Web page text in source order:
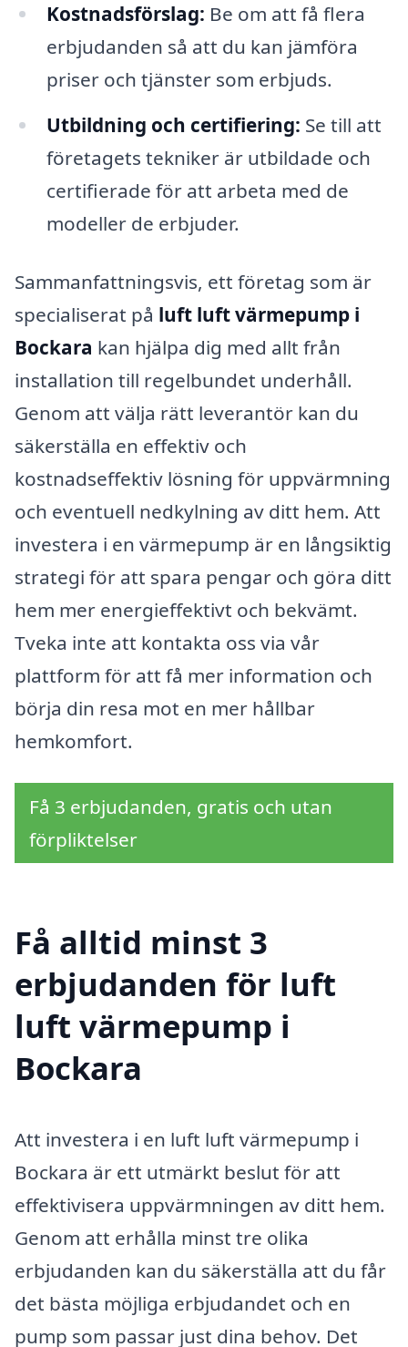
Kostnadsförslag: Be om att få flera
erbjudanden så att du kan jämföra
priser och tjänster som erbjuds.
Utbildning och certifiering: Se till att
företagets tekniker är utbildade och
certifierade för att arbeta med de
modeller de erbjuder.
Sammanfattningsvis, ett företag som är
specialiserat på luft luft värmepump i
Bockara kan hjälpa dig med allt från
installation till regelbundet underhåll.
Genom att välja rätt leverantör kan du
säkerställa en effektiv och
kostnadseffektiv lösning för uppvärmning
och eventuell nedkylning av ditt hem. Att
investera i en värmepump är en långsiktig
strategi för att spara pengar och göra ditt
hem mer energieffektivt och bekvämt.
Tveka inte att kontakta oss via vår
plattform för att få mer information och
börja din resa mot en mer hållbar
hemkomfort.
Få 3 erbjudanden, gratis och utan
förpliktelser
Få alltid minst 3
erbjudanden för luft
luft värmepump i
Bockara
Att investera i en luft luft värmepump i
Bockara är ett utmärkt beslut för att
effektivisera uppvärmningen av ditt hem.
Genom att erhålla minst tre olika
erbjudanden kan du säkerställa att du får
det bästa möjliga erbjudandet och en
pump som passar just dina behov. Det